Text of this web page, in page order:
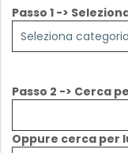
Passo 1 ->
Seleziona
Passo 2 -> Cerca
Oppure cerca per